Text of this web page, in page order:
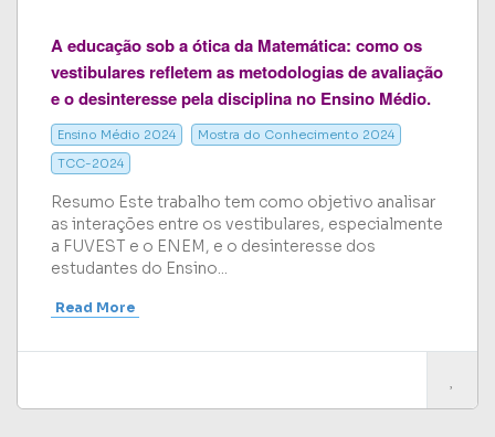
A educação sob a ótica da Matemática: como os
vestibulares refletem as metodologias de avaliação
e o desinteresse pela disciplina no Ensino Médio.
Ensino Médio 2024
Mostra do Conhecimento 2024
TCC-2024
Resumo Este trabalho tem como objetivo analisar
as interações entre os vestibulares, especialmente
a FUVEST e o ENEM, e o desinteresse dos
estudantes do Ensino...
Read More